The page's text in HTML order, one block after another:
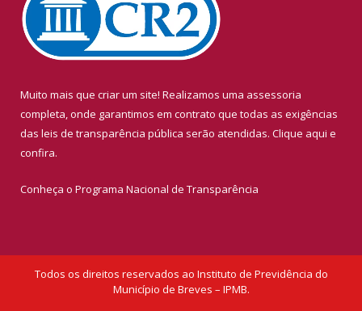
Muito mais que criar um site! Realizamos uma assessoria
completa, onde garantimos em contrato que todas as exigências
das leis de transparência pública serão atendidas. Clique aqui e
confira.
Conheça o Programa Nacional de Transparência
Todos os direitos reservados ao Instituto de Previdência do
Município de Breves – IPMB.